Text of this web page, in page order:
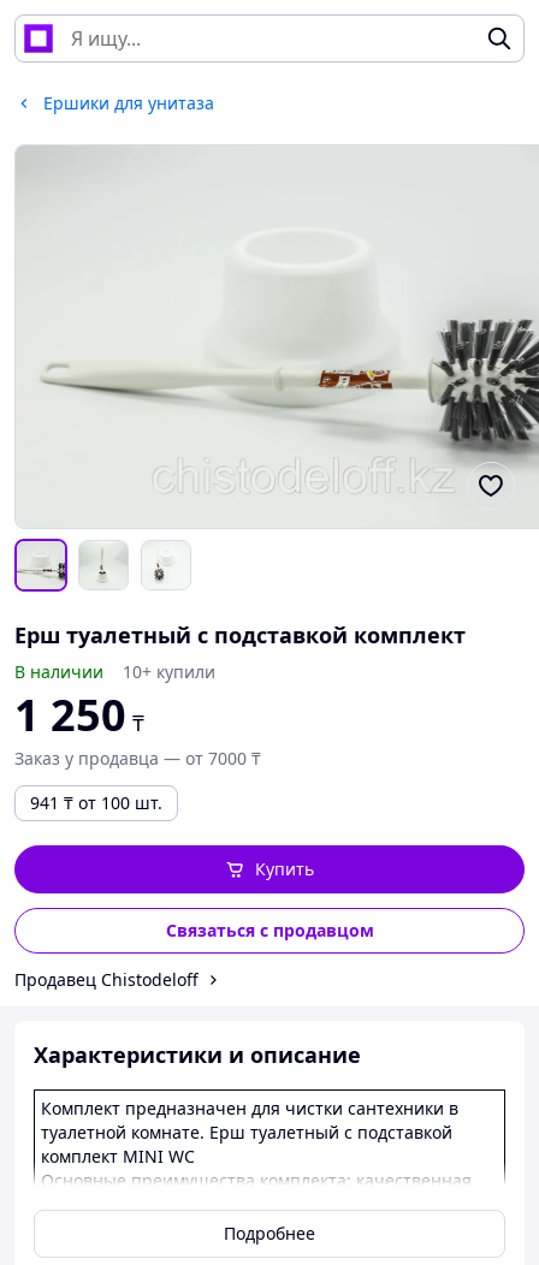
Ершики для унитаза
Ерш туалетный с подставкой комплект
В наличии 10+ купили
1 250 ₸
Заказ у продавца — от 7000 ₸
941 ₸ от 100 шт.
Купить
Связаться с продавцом
Продавец Chistodeloff
Характеристики и описание
Комплект предназначен для чистки сантехники в
туалетной комнате. Ерш туалетный с подставкой
комплект MINI WC
Основные преимущества комплекта: качественная
прочная щетина, удобная и прочная ручка ерша,
прочный устойчивый стакан.
Диаметр стакана 12 см
Подробнее